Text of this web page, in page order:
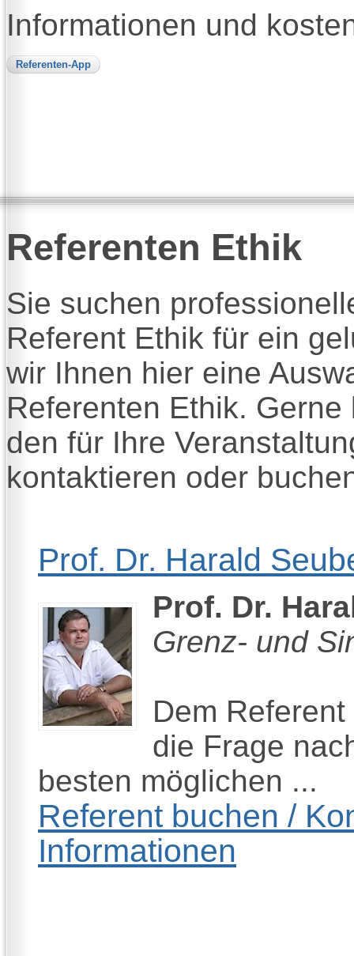
Informationen und
Referenten-App
Referenten Ethik
Sie suchen
Referent Ethik für ein
wir Ihnen hier eine
Referenten Ethik.
den für Ihre
kontaktieren oder
Prof. Dr. Harald
Prof. Dr.
Grenz- und
Dem
die Frage
besten möglichen ...
Referent buchen /
Informationen